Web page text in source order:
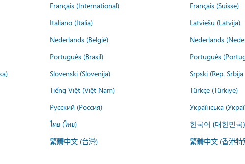
Français (International)
Français (Suisse)
Italiano (Italia)
Latviešu (Latvija)
Nederlands (België)
Nederlands
Português (Brasil)
Português
Slovenski (Slovenija)
Srpski (Rep.
Tiếng Việt (Việt Nam)
Türkçe (Türkiye)
Русский (Россия)
Українська
ไทย (ไทย) 한국어 (대한민국)
繁體中文 (台灣) 繁體中文 (香港特